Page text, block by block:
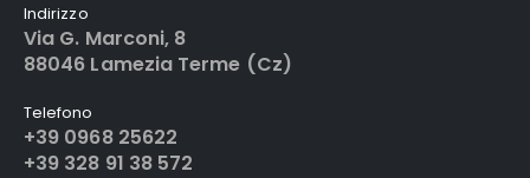
Indirizzo
Via G. Marconi, 8
88046 Lamezia Terme (Cz)
Telefono
+39 0968 25622
+39 328 91 38 572